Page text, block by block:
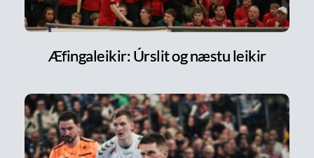
Æfingaleikir: Úrslit og næstu leikir